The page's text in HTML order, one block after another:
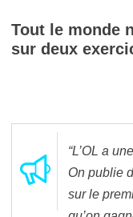
Tout le monde
sur deux
“L’OL a
On publie
sur le